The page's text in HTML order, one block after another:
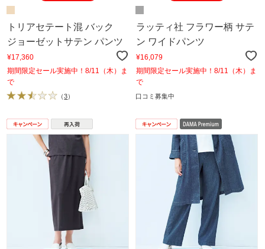
トリアセテート混 バック
ジョーゼットサテン パンツ
¥17,360
期間限定セール実施中！8/11（木）ま
で
（3）
ラッティ社 フラワー柄 サテ
ン ワイドパンツ
¥16,079
期間限定セール実施中！8/11（木）ま
で
口コミ募集中